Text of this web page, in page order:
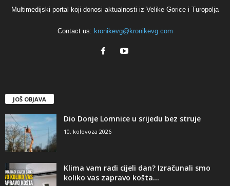
Multimedijski portal koji donosi aktualnosti iz Velike Gorice i Turopolja
Contact us: kronikevg@kronikevg.com
JOŠ OBJAVA
Dio Donje Lomnice u srijedu bez struje
10. kolovoza 2026
Klima vam radi cijeli dan? Izračunali smo
koliko vas zapravo košta...